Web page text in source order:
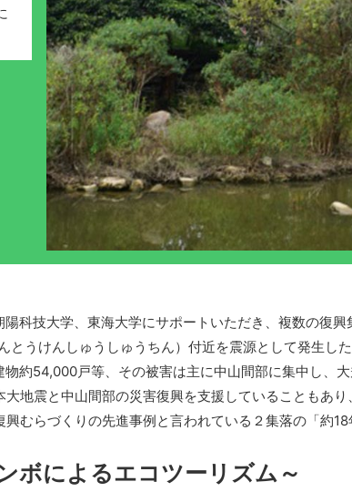
科技大学、東海大学にサポートいただき、複数の復興
うけんしゅうしゅうちん）付近を震源として発生し
約54,000戸等、その被害は主に中山間部に集中し、大
地震と中山間部の災害復興を支援していることもあ
むらづくりの先進事例と言われている２集落の「約18
ボによるエコツーリズム～